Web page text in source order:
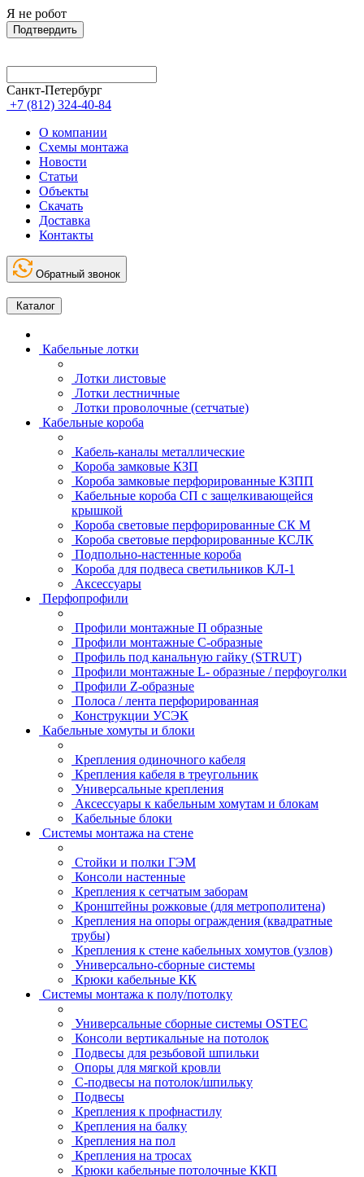
Я не робот
Подтвердить
Санкт-Петербург
+7 (812) 324-40-84
О компании
Схемы монтажа
Новости
Статьи
Объекты
Скачать
Доставка
Контакты
Обратный звонок
Каталог
Кабельные лотки
Лотки листовые
Лотки лестничные
Лотки проволочные (сетчатые)
Кабельные короба
Кабель-каналы металлические
Короба замковые КЗП
Короба замковые перфорированные КЗПП
Кабельные короба СП с защелкивающейся
крышкой
Короба световые перфорированные СК М
Короба световые перфорированные КСЛК
Подпольно-настенные короба
Короба для подвеса светильников КЛ-1
Аксессуары
Перфопрофили
Профили монтажные П образные
Профили монтажные C-образные
Профиль под канальную гайку (STRUT)
Профили монтажные L- образные / перфоуголки
Профили Z-образные
Полоса / лента перфорированная
Конструкции УСЭК
Кабельные хомуты и блоки
Крепления одиночного кабеля
Крепления кабеля в треугольник
Универсальные крепления
Аксессуары к кабельным хомутам и блокам
Кабельные блоки
Системы монтажа на стене
Стойки и полки ГЭМ
Консоли настенные
Крепления к сетчатым заборам
Кронштейны рожковые (для метрополитена)
Крепления на опоры ограждения (квадратные
трубы)
Крепления к стене кабельных хомутов (узлов)
Универсально-сборные системы
Крюки кабельные КК
Системы монтажа к полу/потолку
Универсальные сборные системы OSTEC
Консоли вертикальные на потолок
Подвесы для резьбовой шпильки
Опоры для мягкой кровли
С-подвесы на потолок/шпильку
Подвесы
Крепления к профнастилу
Крепления на балку
Крепления на пол
Крепления на тросах
Крюки кабельные потолочные ККП